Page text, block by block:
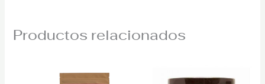
Productos relacionados